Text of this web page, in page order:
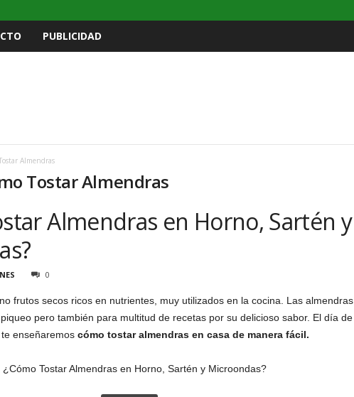
PUBLICIDAD
Almendras
Tostar Almendras
Almendras en Horno, Sartén y
0
frutos secos ricos en nutrientes, muy utilizados en la cocina. Las almendras
pero también para multitud de recetas por su delicioso sabor. El día de
enseñaremos cómo tostar almendras en casa de manera fácil.